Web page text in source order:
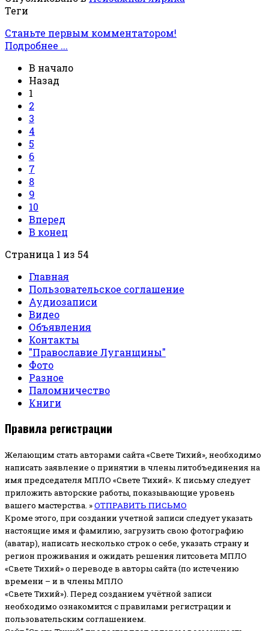
Теги
Станьте первым комментатором!
Подробнее ...
В начало
Назад
1
2
3
4
5
6
7
8
9
10
Вперед
В конец
Страница 1 из 54
Главная
Пользовательское соглашение
Аудиозаписи
Видео
Объявления
Контакты
"Православие Луганщины"
Фото
Разное
Паломничество
Книги
Правила регистрации
Желающим стать авторами сайта «Свете Тихий», необходимо
написать заявление о принятии в члены литобъединения на
имя председателя МПЛО «Свете Тихий». К письму следует
приложить авторские работы, показывающие уровень
вашего мастерства. »ОТПРАВИТЬ ПИСЬМО
Кроме этого, при создании учетной записи следует указать
настоящие имя и фамилию, загрузить свою фотографию
(аватар), написать несколько строк о себе, указать страну и
регион проживания и ожидать решения литсовета МПЛО
«Свете Тихий» о переводе в авторы сайта (по истечению
времени – и в члены МПЛО
«Свете Тихий»). Перед созданием учётной записи
необходимо ознакомится с правилами регистрации и
пользовательским соглашением.